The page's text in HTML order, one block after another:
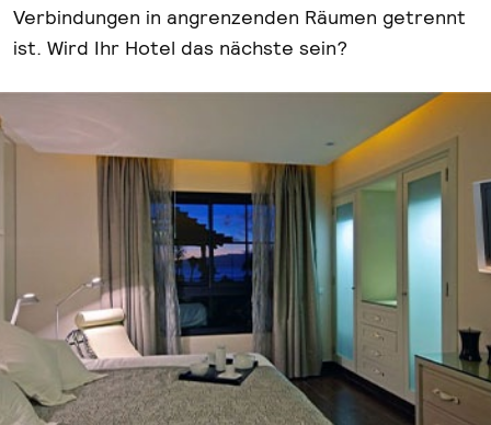
Verbindungen in angrenzenden Räumen getrennt
ist. Wird Ihr Hotel das nächste sein?